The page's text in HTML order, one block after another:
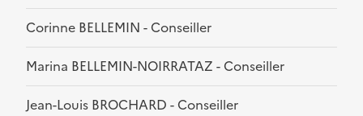
Corinne BELLEMIN - Conseiller
Marina BELLEMIN-NOIRRATAZ - Conseiller
Jean-Louis BROCHARD - Conseiller